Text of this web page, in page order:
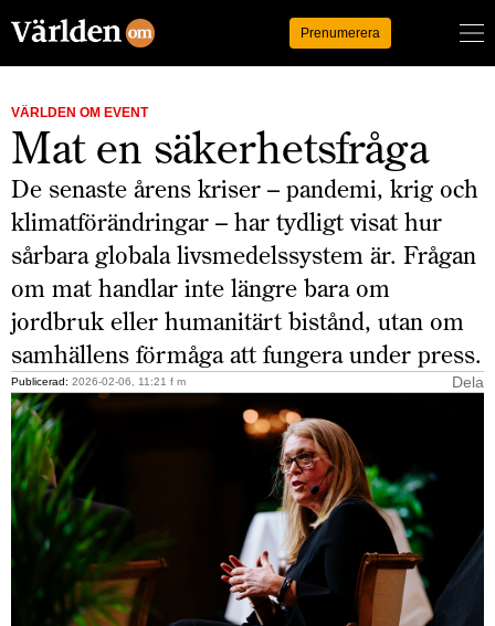
Prenumerera
VÄRLDEN OM EVENT
Mat en säkerhetsfråga
De senaste årens kriser – pandemi, krig och
klimatförändringar – har tydligt visat hur
sårbara globala livsmedelssystem är. Frågan
om mat handlar inte längre bara om
jordbruk eller humanitärt bistånd, utan om
samhällens förmåga att fungera under press.
Publicerad: 2026-02-06, 11:21 f m Dela